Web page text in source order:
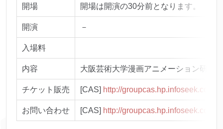
開場 開場は開演の30分前となります。
開演 －
入場料
内容 大阪芸術大学漫画アニメーション研究
チケット販売 [CAS] http://groupcas.hp.infoseek.co.jp/
お問い合わせ [CAS] http://groupcas.hp.infoseek.co.jp/